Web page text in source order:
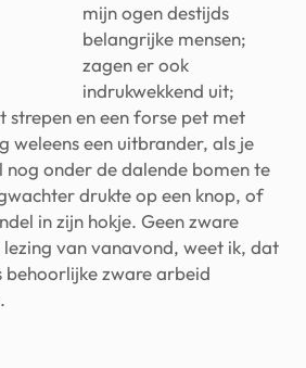
mijn ogen destijds
belangrijke mensen;
zagen er ook
indrukwekkend uit;
en een forse pet met
weleens een uitbrander, als je
nog onder de dalende bomen te
drukte op een knop, of
in zijn hokje. Geen zware
van vanavond, weet ik, dat
behoorlijke zware arbeid